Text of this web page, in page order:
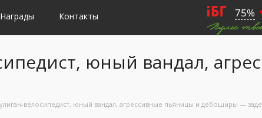
Награды Контакты
юный вандал,
велосипедист, юный вандал, агрессивные пьяницы и дебоширы —